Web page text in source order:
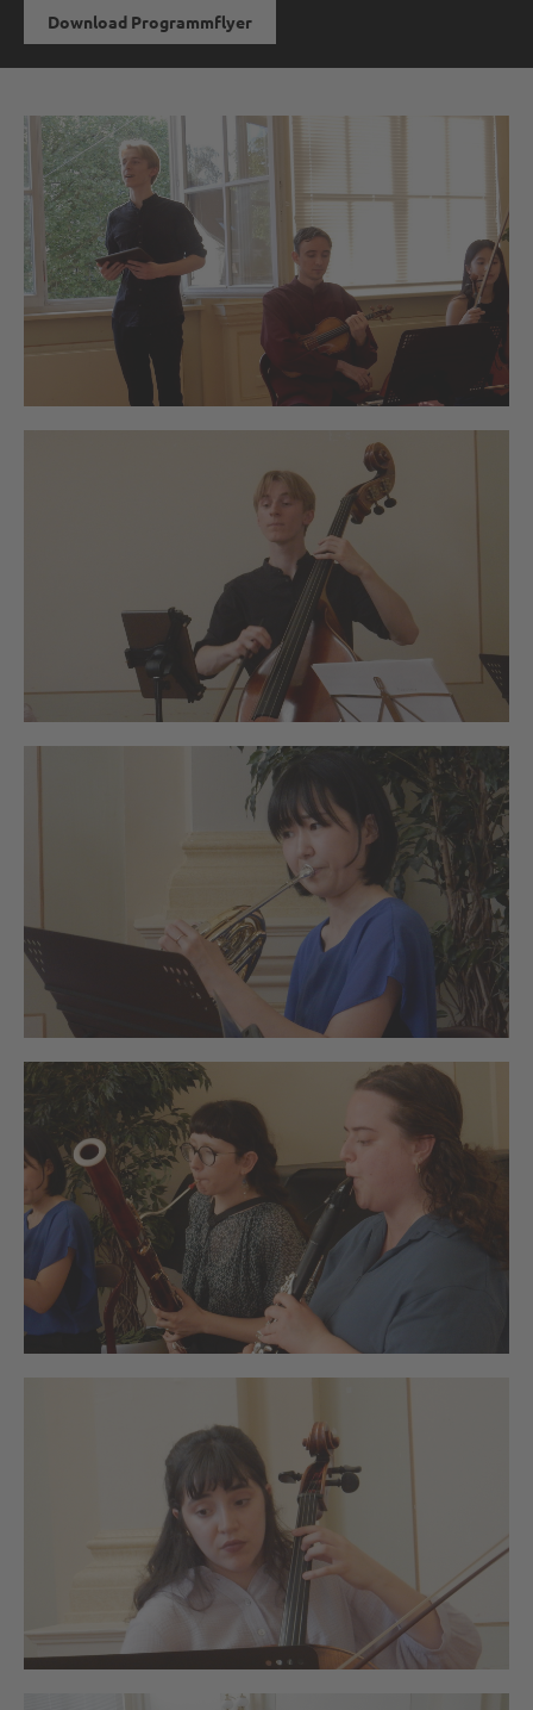
Download Programmflyer